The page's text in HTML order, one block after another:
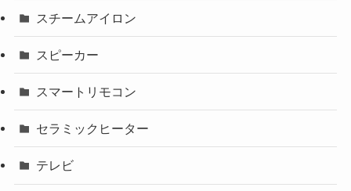
スチームアイロン
スピーカー
スマートリモコン
セラミックヒーター
テレビ